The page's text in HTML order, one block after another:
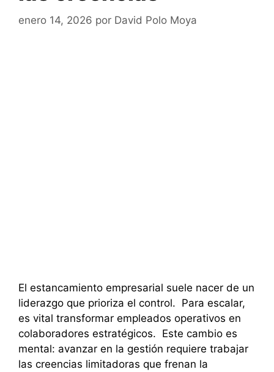
enero 14, 2026 por David Polo Moya
El estancamiento empresarial suele nacer de un
liderazgo que prioriza el control. Para escalar,
es vital transformar empleados operativos en
colaboradores estratégicos. Este cambio es
mental: avanzar en la gestión requiere trabajar
las creencias limitadoras que frenan la